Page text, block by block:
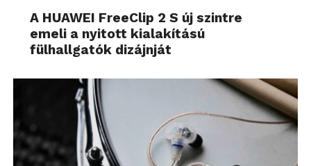
A HUAWEI FreeClip 2 S új szintre
emeli a nyitott kialakítású
fülhallgatók dizájnját